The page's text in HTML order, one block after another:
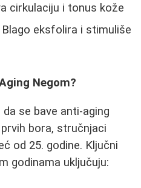
cirkulaciju i tonus kože
Blago eksfolira i stimuliše
Negom?
se bave anti-aging
bora, stručnjaci
od 25. godine. Ključni
godinama uključuju: